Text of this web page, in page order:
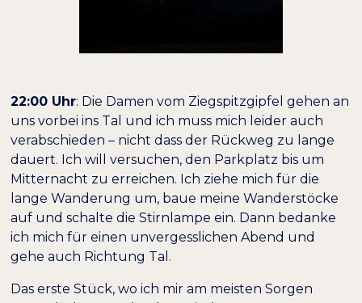
22:00 Uhr: Die Damen vom Ziegspitzgipfel gehen an
uns vorbei ins Tal und ich muss mich leider auch
verabschieden – nicht dass der Rückweg zu lange
dauert. Ich will versuchen, den Parkplatz bis um
Mitternacht zu erreichen. Ich ziehe mich für die
lange Wanderung um, baue meine Wanderstöcke
auf und schalte die Stirnlampe ein. Dann bedanke
ich mich für einen unvergesslichen Abend und
gehe auch Richtung Tal.
Das erste Stück, wo ich mir am meisten Sorgen